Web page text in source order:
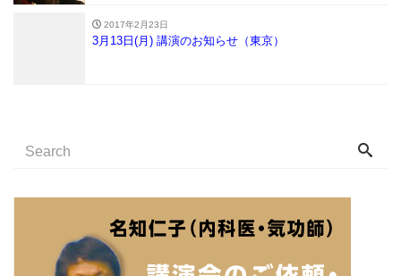
2017年2月23日
3月13日(月) 講演のお知らせ（東京）